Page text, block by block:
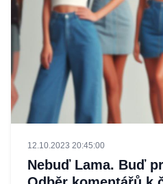
12.10.2023 20:45:00
Nebuď Lama. Buď